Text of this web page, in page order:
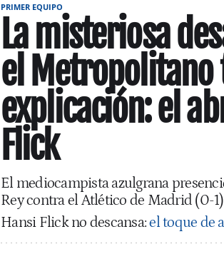
PRIMER EQUIPO
La misteriosa
el Metropolitano
explicación: el
Flick
El mediocampista azulgrana
Rey contra el Atlético de Madrid (0-
Hansi Flick no descansa:el toque de